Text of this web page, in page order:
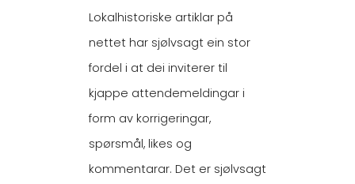
Lokalhistoriske artiklar på
nettet har sjølvsagt ein stor
fordel i at dei inviterer til
kjappe attendemeldingar i
form av korrigeringar,
spørsmål, likes og
kommentarar. Det er sjølvsagt